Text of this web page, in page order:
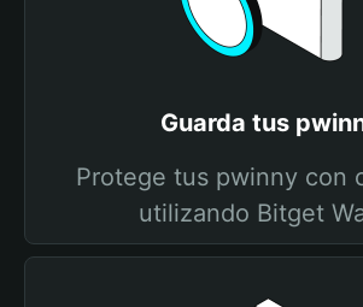
Guarda tus
Protege tus pwinny con
utilizando Bitget